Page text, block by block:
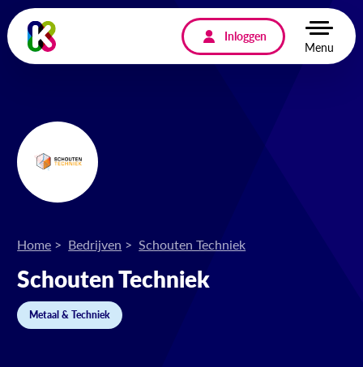
Inloggen
Menu
Home Bedrijven Schouten Techniek
Schouten Techniek
Metaal & Techniek